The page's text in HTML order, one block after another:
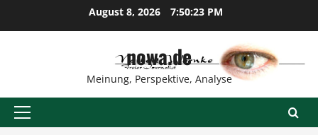
August 8, 2026 7:50:23 PM
nowa.de
Meinung, Perspektive, Analyse
Primäres